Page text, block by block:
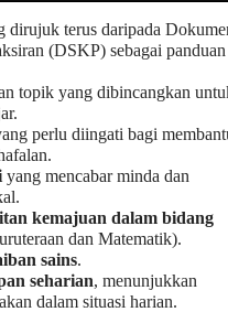
dirujuk terus daripada
(DSKP) sebagai panduan
topik yang dibincangkan
perlu diingati bagi
yang mencabar minda dan
kemajuan dalam bidang
dan Matematik).
sains.
seharian, menunjukkan
dalam situasi harian.